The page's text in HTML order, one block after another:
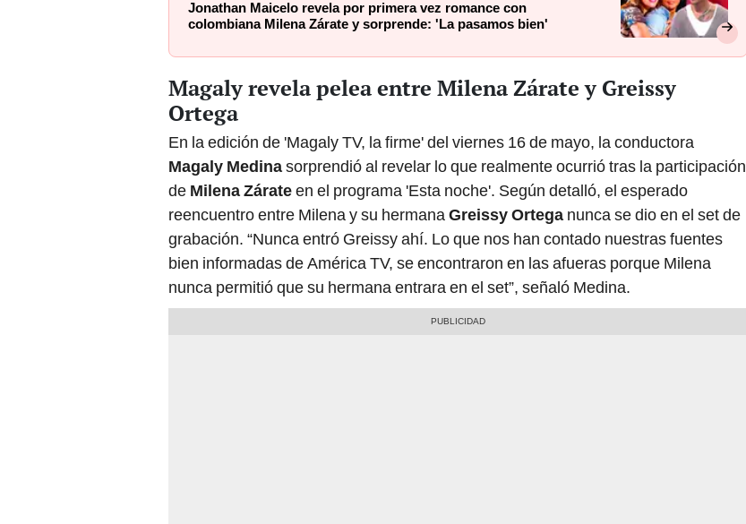
Jonathan Maicelo revela por primera vez romance con
colombiana Milena Zárate y sorprende: 'La pasamos bien'
Magaly revela pelea entre Milena Zárate y Greissy
Ortega
En la edición de 'Magaly TV, la firme' del viernes 16 de mayo, la conductora
Magaly Medinasorprendió al revelar lo que realmente ocurrió tras la participación
de Milena Zárateen el programa 'Esta noche'. Según detalló, el esperado
reencuentro entre Milena y su hermanaGreissy Ortega nunca se dio en el set de
grabación. “Nunca entró Greissy ahí. Lo que nos han contado nuestras fuentes
bien informadas de América TV, se encontraron en las afueras porque Milena
nunca permitió que su hermana entrara en el set”, señaló Medina.